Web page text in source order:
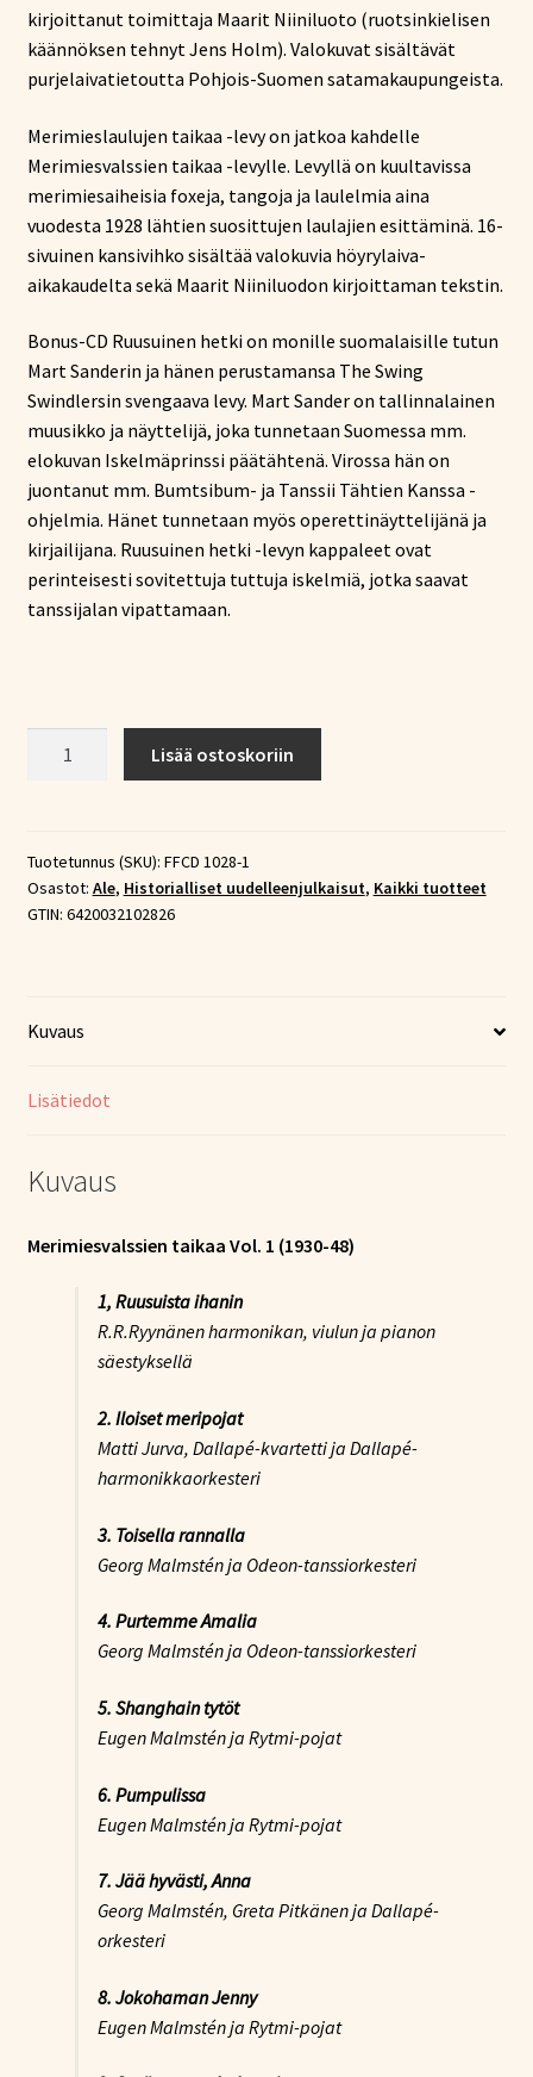
kirjoittanut toimittaja Maarit Niiniluoto (ruotsinkielisen
käännöksen tehnyt Jens Holm). Valokuvat sisältävät
purjelaivatietoutta Pohjois-Suomen satamakaupungeista.
Merimieslaulujen taikaa -levy on jatkoa kahdelle
Merimiesvalssien taikaa -levylle. Levyllä on kuultavissa
merimiesaiheisia foxeja, tangoja ja laulelmia aina
vuodesta 1928 lähtien suosittujen laulajien esittäminä. 16-
sivuinen kansivihko sisältää valokuvia höyrylaiva-
aikakaudelta sekä Maarit Niiniluodon kirjoittaman tekstin.
Bonus-CD Ruusuinen hetki on monille suomalaisille tutun
Mart Sanderin ja hänen perustamansa The Swing
Swindlersin svengaava levy. Mart Sander on tallinnalainen
muusikko ja näyttelijä, joka tunnetaan Suomessa mm.
elokuvan Iskelmäprinssi päätähtenä. Virossa hän on
juontanut mm. Bumtsibum- ja Tanssii Tähtien Kanssa -
ohjelmia. Hänet tunnetaan myös operettinäyttelijänä ja
kirjailijana. Ruusuinen hetki -levyn kappaleet ovat
perinteisesti sovitettuja tuttuja iskelmiä, jotka saavat
tanssijalan vipattamaan.
levyä
+
bonus-
Lisää ostoskoriin
Tuotetunnus (SKU): FFCD 1028-1
Osastot: Ale, Historialliset uudelleenjulkaisut, Kaikki tuotteet
GTIN: 6420032102826
Kuvaus
Lisätiedot
Kuvaus
Merimiesvalssien taikaa Vol. 1 (1930-48)
1, Ruusuista ihanin
R.R.Ryynänen harmonikan, viulun ja pianon
säestyksellä
2. Iloiset meripojat
Matti Jurva, Dallapé-kvartetti ja Dallapé-
harmonikkaorkesteri
3. Toisella rannalla
Georg Malmstén ja Odeon-tanssiorkesteri
4. Purtemme Amalia
Georg Malmstén ja Odeon-tanssiorkesteri
5. Shanghain tytöt
Eugen Malmstén ja Rytmi-pojat
6. Pumpulissa
Eugen Malmstén ja Rytmi-pojat
7. Jää hyvästi, Anna
Georg Malmstén, Greta Pitkänen ja Dallapé-
orkesteri
8. Jokohaman Jenny
Eugen Malmstén ja Rytmi-pojat